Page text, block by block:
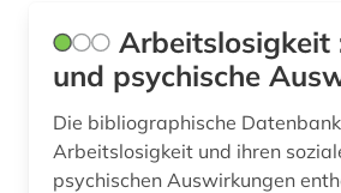
statistik (1)
sturm und drang (1)
sucht (1)
symbol (1)
Arbeitslosigkeit
und psychische
Die bibliographische
Arbeitslosigkeit und ihren
psychischen Auswirkungen